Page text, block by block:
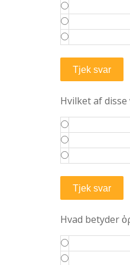
Hvilket af
Hvad betyder